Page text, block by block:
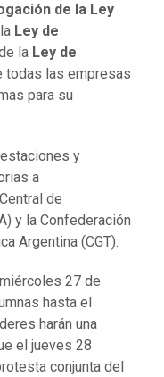
de la Ley
Ley de
la Ley de
todas las empresas
para su
y
a
de
y la Confederación
Argentina (CGT).
27 de
hasta el
harán una
el jueves 28
conjunta del